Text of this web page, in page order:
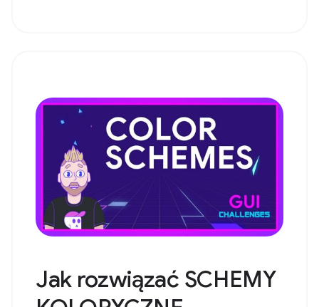
Jak rozwiązać SCHEMY